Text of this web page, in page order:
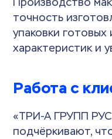
точность
упаковки
характеристик и
Работа с
«ТРИ-А ГРУПП
подчёркивают,